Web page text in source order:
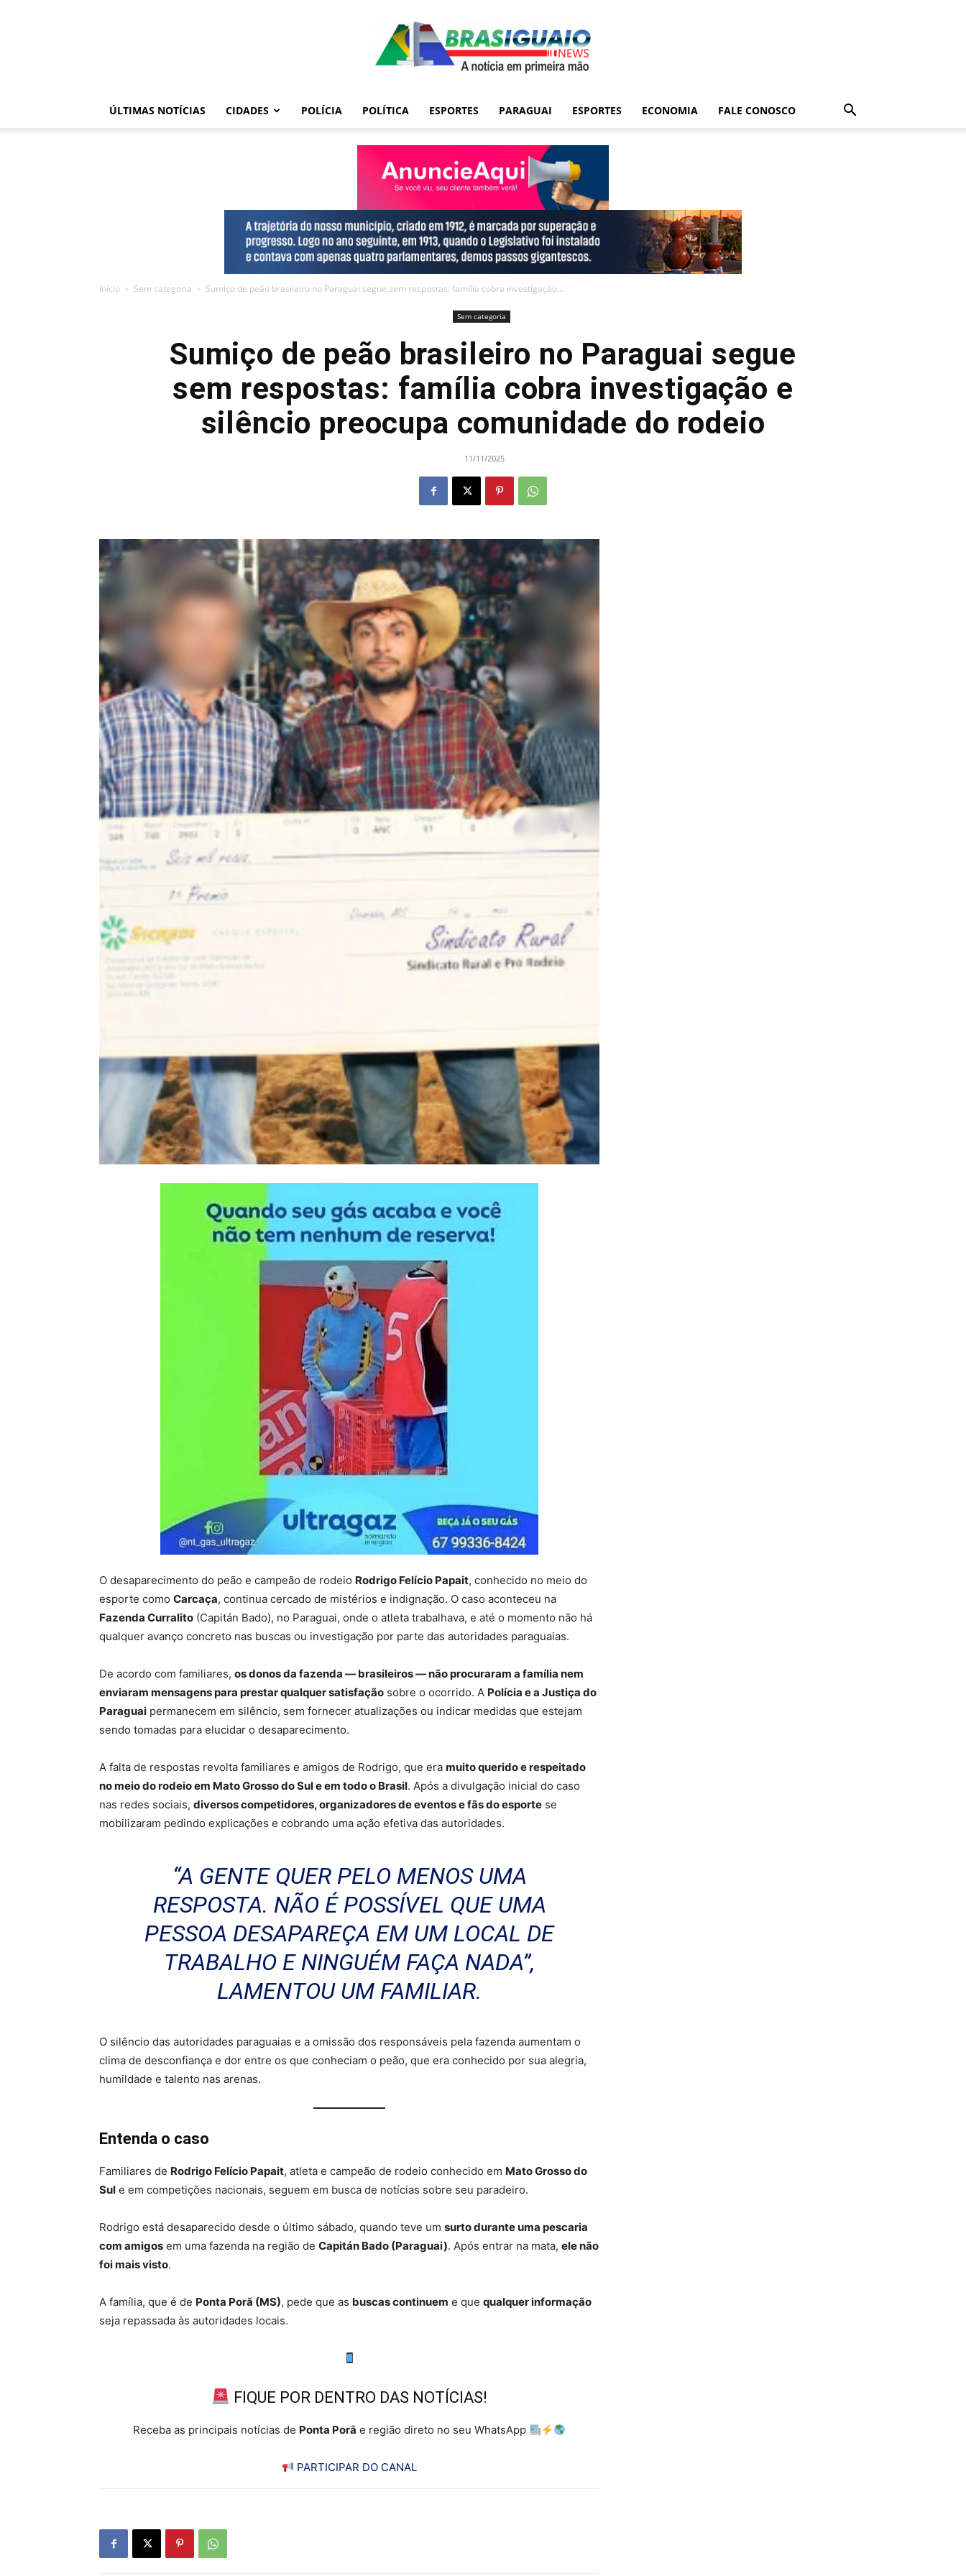
ÚLTIMAS NOTÍCIAS CIDADES POLÍCIA POLÍTICA ESPORTES PARAGUAI ESPORTES ECONOMIA FALE CONOSCO
Início Sem categoria Sumiço de peão brasileiro no Paraguai segue sem respostas: família cobra investigação...
Sem categoria
Sumiço de peão brasileiro no Paraguai segue
sem respostas: família cobra investigação e
silêncio preocupa comunidade do rodeio
11/11/2025
O desaparecimento do peão e campeão de rodeio Rodrigo Felício Papait, conhecido no meio do
esporte como Carcaça, continua cercado de mistérios e indignação. O caso aconteceu na
Fazenda Curralito (Capitán Bado), no Paraguai, onde o atleta trabalhava, e até o momento não há
qualquer avanço concreto nas buscas ou investigação por parte das autoridades paraguaias.
De acordo com familiares, os donos da fazenda — brasileiros — não procuraram a família nem
enviaram mensagens para prestar qualquer satisfação sobre o ocorrido. A Polícia e a Justiça do
Paraguai permanecem em silêncio, sem fornecer atualizações ou indicar medidas que estejam
sendo tomadas para elucidar o desaparecimento.
A falta de respostas revolta familiares e amigos de Rodrigo, que era muito querido e respeitado
no meio do rodeio em Mato Grosso do Sul e em todo o Brasil. Após a divulgação inicial do caso
nas redes sociais, diversos competidores, organizadores de eventos e fãs do esporte se
mobilizaram pedindo explicações e cobrando uma ação efetiva das autoridades.
“A GENTE QUER PELO MENOS UMA
RESPOSTA. NÃO É POSSÍVEL QUE UMA
PESSOA DESAPAREÇA EM UM LOCAL DE
TRABALHO E NINGUÉM FAÇA NADA”,
LAMENTOU UM FAMILIAR.
O silêncio das autoridades paraguaias e a omissão dos responsáveis pela fazenda aumentam o
clima de desconfiança e dor entre os que conheciam o peão, que era conhecido por sua alegria,
humildade e talento nas arenas.
Entenda o caso
Familiares de Rodrigo Felício Papait, atleta e campeão de rodeio conhecido em Mato Grosso do
Sul e em competições nacionais, seguem em busca de notícias sobre seu paradeiro.
Rodrigo está desaparecido desde o último sábado, quando teve um surto durante uma pescaria
com amigos em uma fazenda na região de Capitán Bado (Paraguai). Após entrar na mata, ele não
foi mais visto.
A família, que é de Ponta Porã (MS), pede que as buscas continuem e que qualquer informação
seja repassada às autoridades locais.
FIQUE POR DENTRO DAS NOTÍCIAS!
Receba as principais notícias de Ponta Porã e região direto no seu WhatsApp
PARTICIPAR DO CANAL